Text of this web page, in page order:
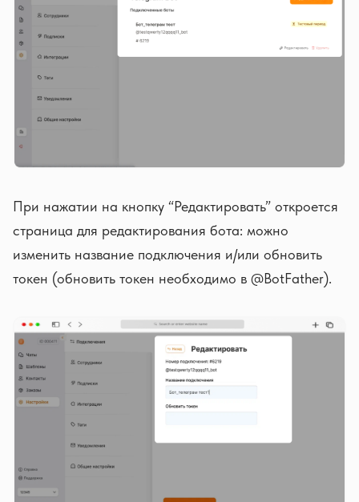
При нажатии на кнопку “Редактировать” откроется
страница для редактирования бота: можно
изменить название подключения и/или обновить
токен (обновить токен необходимо в @BotFather).